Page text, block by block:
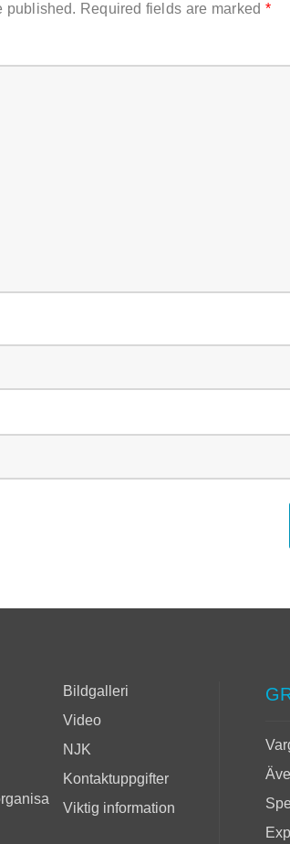
published. Required fields are marked *
Bildgalleri
Video
NJK
Kontaktuppgifter
Viktig information